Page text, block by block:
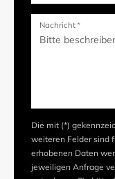
Nachricht*
Die mit (*)
weiteren Felder sind
erhobenen Daten
jeweiligen Anfrage